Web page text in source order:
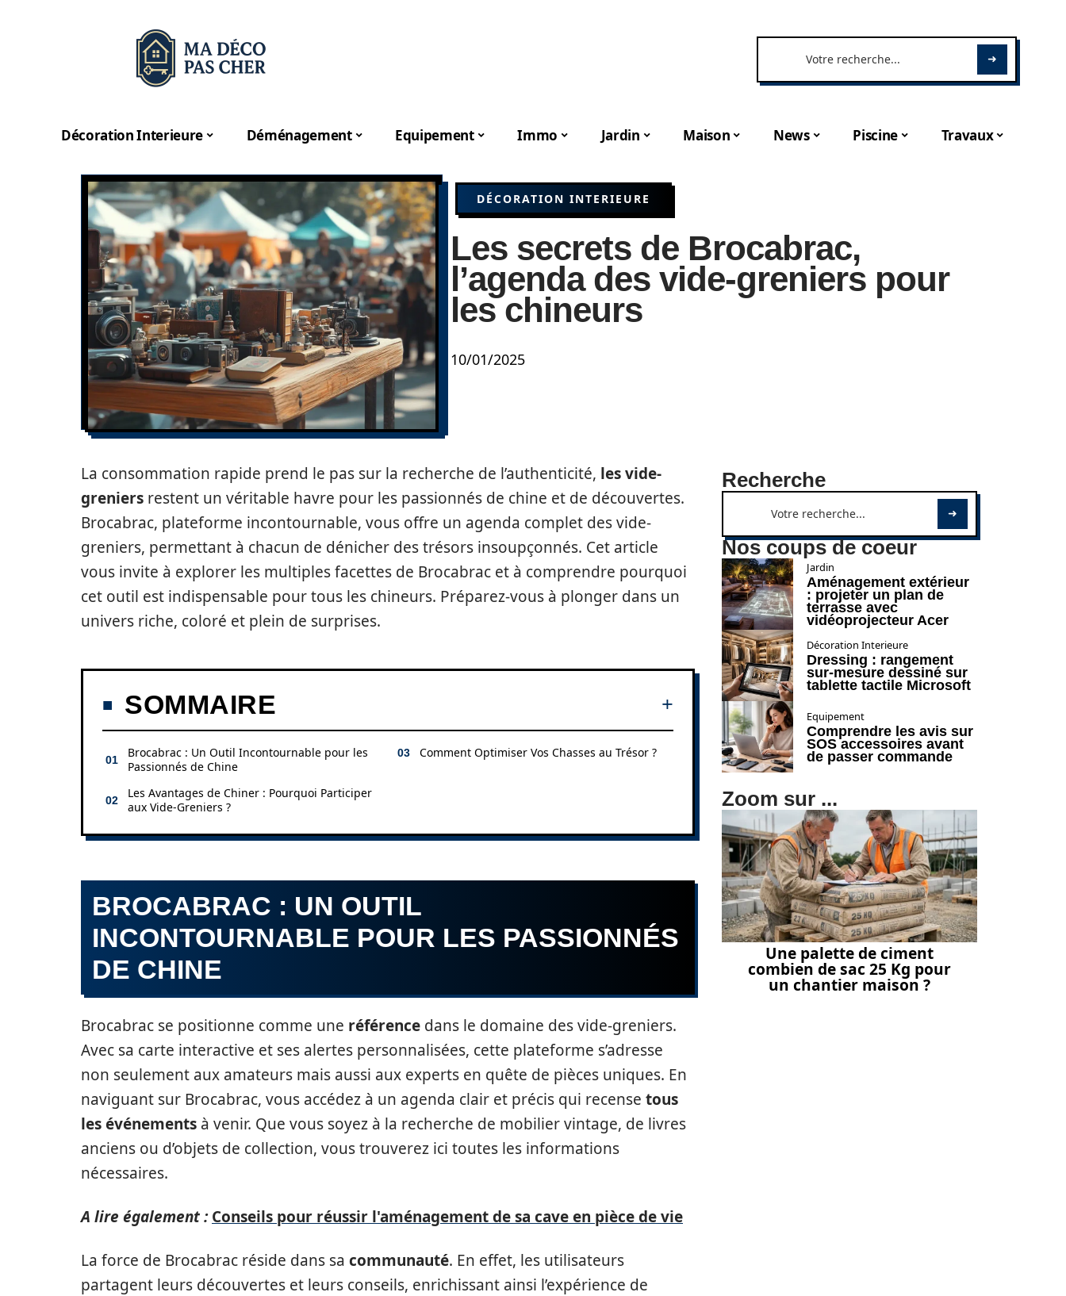
Décoration Interieure Déménagement Equipement Immo Jardin Maison News Piscine Travaux
DÉCORATION INTERIEURE
Les secrets de Brocabrac,
l’agenda des vide-greniers pour
les chineurs
10/01/2025
La consommation rapide prend le pas sur la recherche de l’authenticité, les vide-
greniers restent un véritable havre pour les passionnés de chine et de découvertes.
Brocabrac, plateforme incontournable, vous offre un agenda complet des vide-
greniers, permettant à chacun de dénicher des trésors insoupçonnés. Cet article
vous invite à explorer les multiples facettes de Brocabrac et à comprendre pourquoi
cet outil est indispensable pour tous les chineurs. Préparez-vous à plonger dans un
univers riche, coloré et plein de surprises.
SOMMAIRE
Brocabrac : Un Outil Incontournable pour les
Passionnés de Chine
Les Avantages de Chiner : Pourquoi Participer
aux Vide-Greniers ?
Comment Optimiser Vos Chasses au Trésor ?
BROCABRAC : UN OUTIL
INCONTOURNABLE POUR LES PASSIONNÉS
DE CHINE
Brocabrac se positionne comme une référence dans le domaine des vide-greniers.
Avec sa carte interactive et ses alertes personnalisées, cette plateforme s’adresse
non seulement aux amateurs mais aussi aux experts en quête de pièces uniques. En
naviguant sur Brocabrac, vous accédez à un agenda clair et précis qui recense tous
les événements à venir. Que vous soyez à la recherche de mobilier vintage, de livres
anciens ou d’objets de collection, vous trouverez ici toutes les informations
nécessaires.
A lire également : Conseils pour réussir l'aménagement de sa cave en pièce de vie
La force de Brocabrac réside dans sa communauté. En effet, les utilisateurs
partagent leurs découvertes et leurs conseils, enrichissant ainsi l’expérience de
Recherche
Nos coups de coeur
Jardin
Aménagement extérieur
: projeter un plan de
terrasse avec
vidéoprojecteur Acer
Décoration Interieure
Dressing : rangement
sur-mesure dessiné sur
tablette tactile Microsoft
Equipement
Comprendre les avis sur
SOS accessoires avant
de passer commande
Zoom sur ...
Une palette de ciment
combien de sac 25 Kg pour
un chantier maison ?